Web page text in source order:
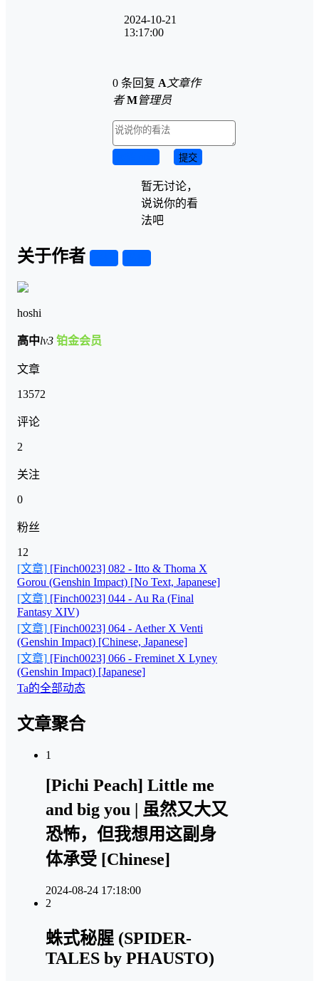
2024-10-21
13:17:00
0 条回复 A 文章作
者 M管理员
提交
暂无讨论，
说说你的看
法吧
关于作者
hoshi
高中lv3 铂金会员
文章
13572
评论
2
关注
0
粉丝
12
[文章] [Finch0023] 082 - Itto & Thoma X
Gorou (Genshin Impact) [No Text, Japanese]
[文章] [Finch0023] 044 - Au Ra (Final
Fantasy XIV)
[文章] [Finch0023] 064 - Aether X Venti
(Genshin Impact) [Chinese, Japanese]
[文章] [Finch0023] 066 - Freminet X Lyney
(Genshin Impact) [Japanese]
Ta的全部动态
文章聚合
1
[Pichi Peach] Little me
and big you | 虽然又大又
恐怖，但我想用这副身
体承受 [Chinese]
2024-08-24 17:18:00
2
蛛式秘腥 (SPIDER-
TALES by PHAUSTO)